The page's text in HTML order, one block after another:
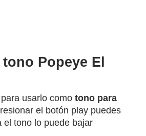
Popeye El
usarlo como tono para
el botón play puedes
el tono lo puede bajar